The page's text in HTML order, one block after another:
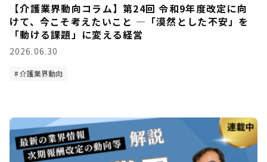
【介護業界動向コラム】第24回 令和9年度改定に向
けて、今こそ考えたいこと —「漠然とした不安」を
「動ける課題」に変える経営
2026.06.30
介護業界動向